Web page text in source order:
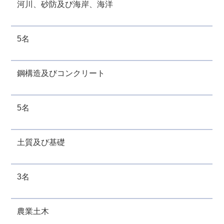
河川、砂防及び海岸、海洋
5名
鋼構造及びコンクリート
5名
土質及び基礎
3名
農業土木